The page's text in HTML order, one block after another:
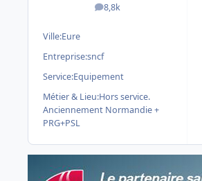
8,8k
messages
Ville:Eure
Entreprise:sncf
Service:Equipement
Métier & Lieu:Hors service.
Anciennement Normandie +
PRG+PSL